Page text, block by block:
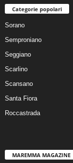
Categorie popolari
Sorano
Semproniano
Seggiano
Scarlino
Scansano
Santa Fiora
Roccastrada
MAREMMA MAGAZINE